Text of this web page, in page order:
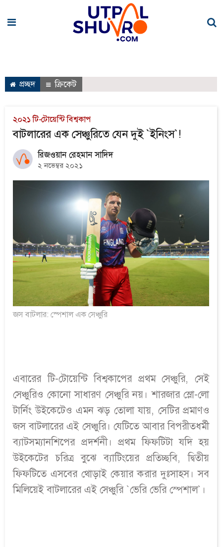
প্রচ্ছদ ক্রিকেট
২০২১ টি-টোয়েন্টি বিশ্বকাপ
বাটলারের এক সেঞ্চুরিতে যেন দুই `ইনিংস`!
রিজওয়ান রেহমান সাদিদ
২ নভেম্বর ২০২১
জস বাটলার: স্পেশাল এক সেঞ্চুরি
এবারের টি-টোয়েন্টি বিশ্বকাপের প্রথম সেঞ্চুরি, সেই
সেঞ্চুরিও কোনো সাধারণ সেঞ্চুরি নয়। শারজার স্লো-লো
টার্নিং উইকেটেও এমন ঝড় তোলা যায়, সেটির প্রমাণও
জস বাটলারের এই সেঞ্চুরি। যেটিতে আবার বিপরীতধর্মী
ব্যাটসম্যানশিপের প্রদর্শনী। প্রথম ফিফটিটা যদি হয়
উইকেটের চরিত্র বুঝে ব্যাটিংয়ের প্রতিচ্ছবি, দ্বিতীয়
ফিফটিতে এসবের থোড়াই কেয়ার করার দুঃসাহস। সব
মিলিয়েই বাটলারের এই সেঞ্চুরি `ভেরি ভেরি স্পেশাল`।